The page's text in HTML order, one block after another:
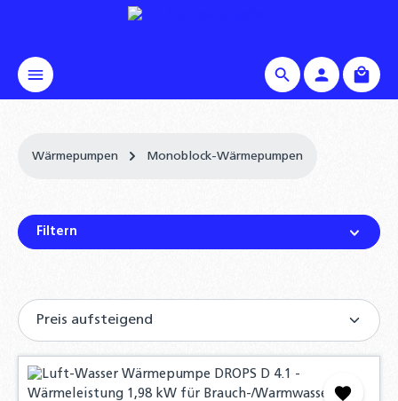
Wärmepumpen Monoblock-Wärmepumpen
Filtern